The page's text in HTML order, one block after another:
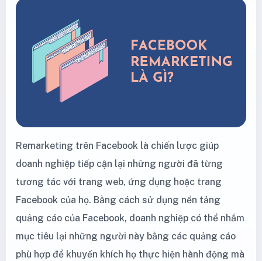
Remarketing trên Facebook là chiến lược giúp
doanh nghiệp tiếp cận lại những người đã từng
tương tác với trang web, ứng dụng hoặc trang
Facebook của họ. Bằng cách sử dụng nền tảng
quảng cáo của Facebook, doanh nghiệp có thể nhắm
mục tiêu lại những người này bằng các quảng cáo
phù hợp để khuyến khích họ thực hiện hành động mà